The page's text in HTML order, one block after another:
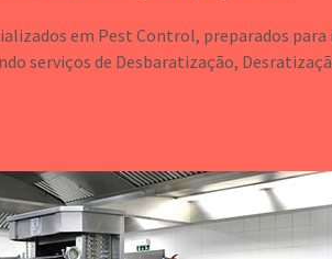
em Pest Control, preparados para
serviços de Desbaratização,